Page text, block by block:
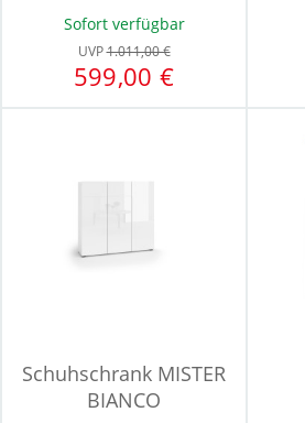
Sofort verfügbar
UVP1.011,00 €
599,00 €
Schuhschrank MISTER
BIANCO